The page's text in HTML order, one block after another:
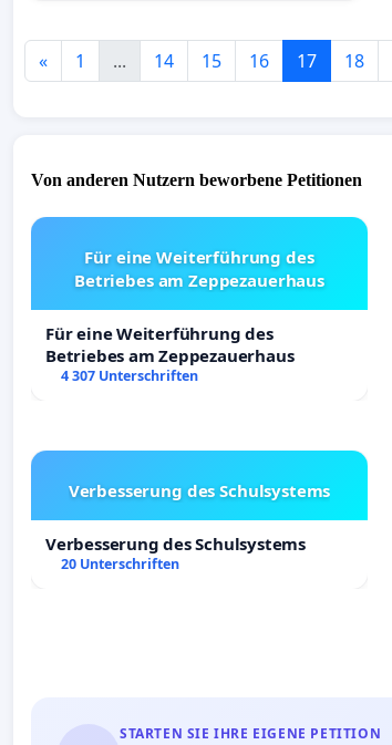
« 1 ... 14 15 16 17 18
Von anderen Nutzern beworbene Petitionen
Für eine Weiterführung des
Betriebes am Zeppezauerhaus
Für eine Weiterführung des
Betriebes am Zeppezauerhaus
4 307 Unterschriften
Verbesserung des Schulsystems
Verbesserung des Schulsystems
20 Unterschriften
STARTEN SIE IHRE EIGENE PETITION